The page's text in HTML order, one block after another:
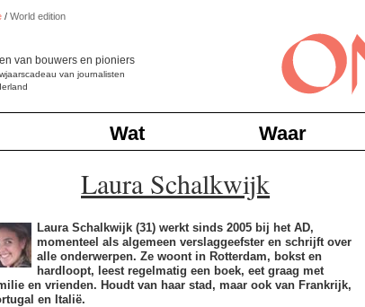
/ World edition
van journalisten
van bouwers en pioniers
Wat Waar
Laura Schalkwijk
Laura Schalkwijk (31) werkt sinds 2005 bij het AD,
momenteel als algemeen verslaggeefster en schrijft over
alle onderwerpen. Ze woont in Rotterdam, bokst en
hardloopt, leest regelmatig een boek, eet graag met
en vrienden. Houdt van haar stad, maar ook van Frankrijk,
en Italië.